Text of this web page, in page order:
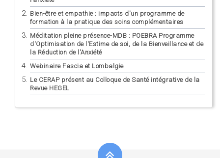
Bien-être et empathie : impacts d'un programme de
formation à la pratique des soins complémentaires
Méditation pleine présence-MDB : POEBRA Programme
d'Optimisation de l'Estime de soi, de la Bienveillance et de
la Réduction de l'Anxiété
Webinaire Fascia et Lombalgie
Le CERAP présent au Colloque de Santé intégrative de la
Revue HEGEL